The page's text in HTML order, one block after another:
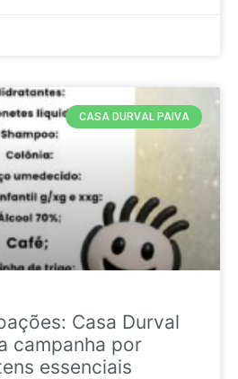
CASA DURVAL PAIVA
Casa Durval
campanha por
essenciais